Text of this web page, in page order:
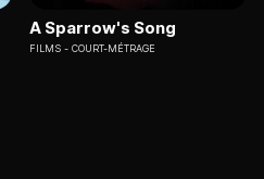
A Sparrow's Song
FILMS COURT-MÉTRAGE